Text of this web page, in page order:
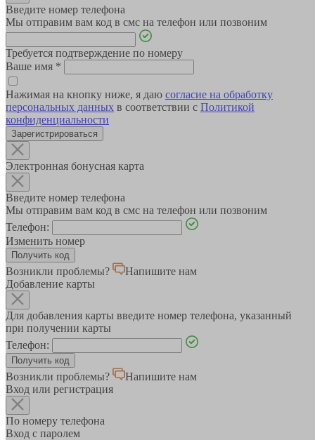
Введите номер телефона
Мы отправим вам код в смс на телефон или позвоним
Требуется подтверждение по номеру
Ваше имя *
Нажимая на кнопку ниже, я даю согласие на обработку
персональных данных в соответствии с Политикой
конфиденциальности
Зарегистрироваться
Электронная бонусная карта
Введите номер телефона
Мы отправим вам код в смс на телефон или позвоним
Телефон:
Изменить номер
Возникли проблемы?
Напишите нам
Добавление карты
Для добавления карты введите номер телефона, указанный
при получении карты
Телефон:
Возникли проблемы?
Напишите нам
Вход или регистрация
По номеру телефона
Вход с паролем